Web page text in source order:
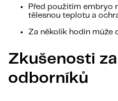
Před použitím embryo
tělesnou teplotu a
Za několik hodin může
Zkušenosti
odborníků